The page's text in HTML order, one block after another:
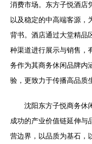
消费市场。东方子悦酒店
以及稳定的中高端客源，
背书。酒店通过大堂精品
种渠道进行展示与销售，
务作为其商务休闲品牌内
验，更致力于传播高品质
沈阳东方子悦商务休
成功的产业价值链延伸与
营边界，以品质为基石，